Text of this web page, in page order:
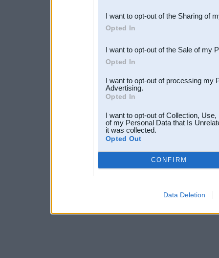
Downstream Participants
third parties.
I want to opt-out of the Sharing of
Opted In
I want to opt-out of the Sale of my
Opted In
I want to opt-out of processing my
Advertising.
Opted In
I want to opt-out of Collection,
of my Personal Data that Is
it was collected.
Opted Out
CONFIRM
Data Deletion